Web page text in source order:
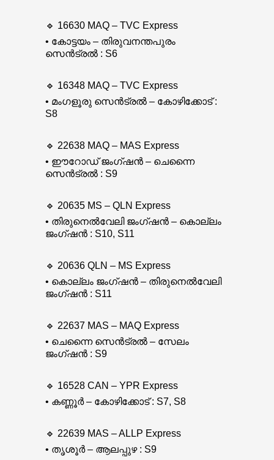
🔹 16630 MAQ – TVC Express
• കോട്ടയം – തിരുവനന്തപുരം
സെൻട്രൽ : S6
🔹 16348 MAQ – TVC Express
• മംഗളൂരു സെൻട്രൽ – കോഴിക്കോട് :
S8
🔹 22638 MAQ – MAS Express
• ഈറോഡ് ജംഗ്ഷൻ – ചെന്നൈ
സെൻട്രൽ : S9
🔹 20635 MS – QLN Express
• തിരുനെൽവേലി ജംഗ്ഷൻ – കൊല്ലം
ജംഗ്ഷൻ : S10, S11
🔹 20636 QLN – MS Express
• കൊല്ലം ജംഗ്ഷൻ – തിരുനെൽവേലി
ജംഗ്ഷൻ : S11
🔹 22637 MAS – MAQ Express
• ചെന്നൈ സെൻട്രൽ – സേലം
ജംഗ്ഷൻ : S9
🔹 16528 CAN – YPR Express
• കണ്ണൂർ – കോഴിക്കോട് : S7, S8
🔹 22639 MAS – ALLP Express
• തൃശൂർ – ആലപ്പുഴ : S9